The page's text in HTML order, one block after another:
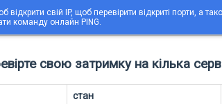
відкрити свій IP, щоб перевірити відкриті порти, а
команду онлайн PING.
свою затримку на кілька
стан